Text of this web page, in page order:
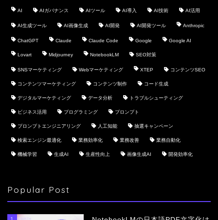
AI AIガバナンス AIツール AI導入 AI技術 AI活用
AI生成ツール AI画像生成 AI開発 AI開発ツール Anthropic
ChatGPT Claude Claude Code Google Google AI
Lovart Midjourney NotebookLM SEO対策
SNSマーケティング Webマーケティング XTEP コンテンツSEO
コンテンツマーケティング コンテンツ制作 コード生成
デジタルマーケティング データ分析 トラブルシューティング
ビジネス活用 プログラミング プロンプト
プロンプトエンジニアリング 人工知能 抽選キャンペーン
検索エンジン最適化 業務効率化 業務改善 業務自動化
機械学習 生成AI 生産性向上 画像生成AI 開発効率化
Popular Post